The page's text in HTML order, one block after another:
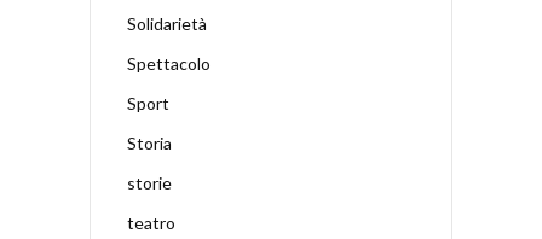
Solidarietà
Spettacolo
Sport
Storia
storie
teatro